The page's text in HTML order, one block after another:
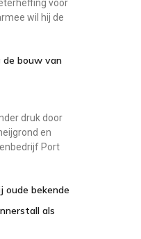
voor
wil hij de
de bouw van
druk door
en
Port
oude bekende
als